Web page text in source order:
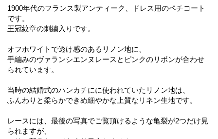
1900年代のフランス製アンティーク、ドレス用のペチコート
です。
王冠紋章の刺繍入りです。
オフホワイトで透け感のあるリノン地に、
手編みのヴァランシエンヌレースとピンクのリボンが合わせ
られています。
当時の結婚式のハンカチにに使われていたリノン地は、
ふんわりと柔らかできめ細やかな上質なリネン生地です。
レースには、最後の写真でご覧頂けるような亀裂が2つだけ見
られますが、